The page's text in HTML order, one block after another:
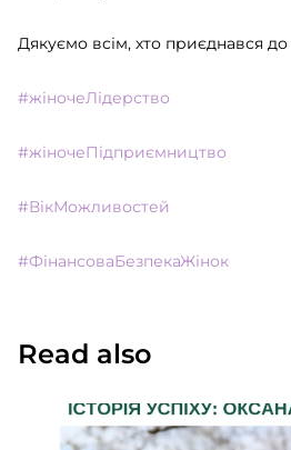
Дякуємо всім, хто приєднався до
#жіночеЛідерство
#жіночеПідприємництво
#ВікМожливостей
#ФінансоваБезпекаЖінок
Read also